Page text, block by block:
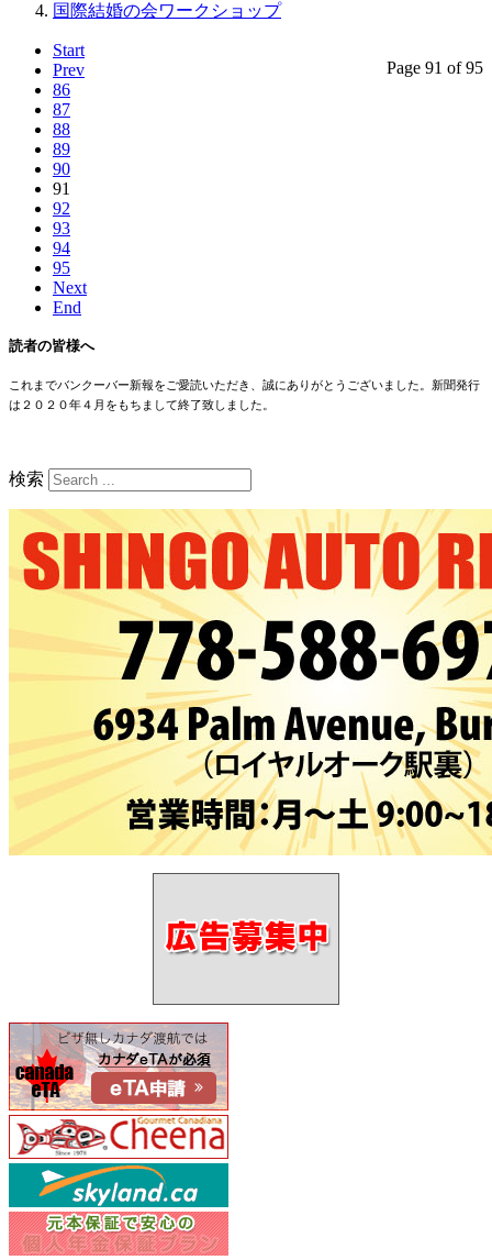
国際結婚の会ワークショップ
Page 91 of 95
Start
Prev
86
87
88
89
90
91
92
93
94
95
Next
End
読者の皆様へ
これまでバンクーバー新報をご愛読いただき、誠にありがとうございました。新聞発行
は２０２０年４月をもちまして終了致しました。
検索